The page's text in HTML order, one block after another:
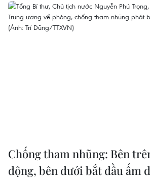
Chống tham nhũng: Bên
động, bên dưới bắt đầu ấm